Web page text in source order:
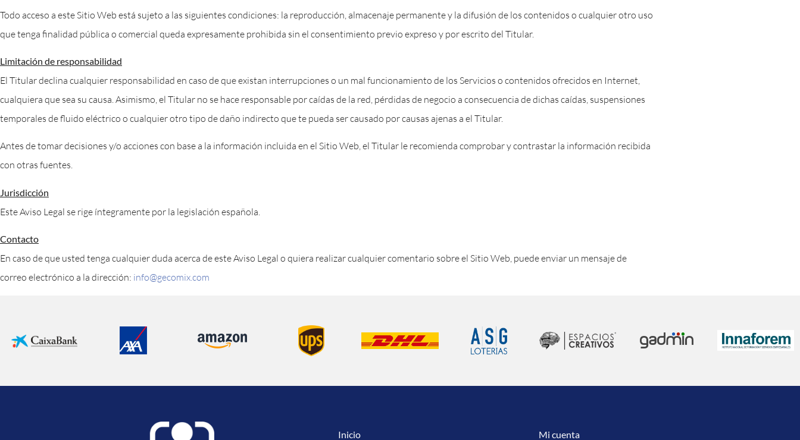
Todo acceso a este Sitio Web está sujeto a las siguientes condiciones: la reproducción, almacenaje permanente y la difusión de los contenidos o cualquier otro uso
que tenga finalidad pública o comercial queda expresamente prohibida sin el consentimiento previo expreso y por escrito del Titular.
Limitación de responsabilidad
El Titular declina cualquier responsabilidad en caso de que existan interrupciones o un mal funcionamiento de los Servicios o contenidos ofrecidos en Internet,
cualquiera que sea su causa. Asimismo, el Titular no se hace responsable por caídas de la red, pérdidas de negocio a consecuencia de dichas caídas, suspensiones
temporales de fluido eléctrico o cualquier otro tipo de daño indirecto que te pueda ser causado por causas ajenas a el Titular.
Antes de tomar decisiones y/o acciones con base a la información incluida en el Sitio Web, el Titular le recomienda comprobar y contrastar la información recibida
con otras fuentes.
Jurisdicción
Este Aviso Legal se rige íntegramente por la legislación española.
Contacto
En caso de que usted tenga cualquier duda acerca de este Aviso Legal o quiera realizar cualquier comentario sobre el Sitio Web, puede enviar un mensaje de
correo electrónico a la dirección: info@gecomix.com
Inicio Mi cuenta